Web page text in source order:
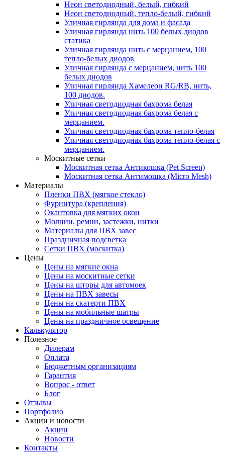
Неон светодиодный, белый, гибкий
Неон светодиодный, тепло-белый, гибкий
Уличная гирлянда для дома и фасада
Уличная гирлянда нить 100 белых диодов
статика
Уличная гирлянда нить с мерцанием, 100
тепло-белых диодов
Уличная гирлянда с мерцанием, нить 100
белых диодов
Уличная гирлянда Хамелеон RG/RB, нить,
100 диодов.
Уличная светодиодная бахрома белая
Уличная светодиодная бахрома белая с
мерцанием.
Уличная светодиодная бахрома тепло-белая
Уличная светодиодная бахрома тепло-белая с
мерцанием.
Москитные сетки
Москитная сетка Антикошка (Pet Screen)
Москитная сетка Антимошка (Micro Mesh)
Материалы
Пленки ПВХ (мягкое стекло)
Фурнитура (крепления)
Окантовка для мягких окон
Молнии, ремни, застежки, нитки
Материалы для ПВХ завес
Праздничная подсветка
Сетки ПВХ (москитка)
Цены
Цены на мягкие окна
Цены на москитные сетки
Цены на шторы для автомоек
Цены на ПВХ завесы
Цены на скатерти ПВХ
Цены на мобильные шатры
Цены на праздничное освещение
Калькулятор
Полезное
Дилерам
Оплата
Бюджетным организациям
Гарантия
Вопрос - ответ
Блог
Отзывы
Портфолио
Акции и новости
Акции
Новости
Контакты